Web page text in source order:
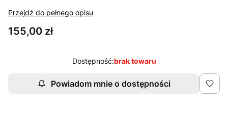
Przejdź do pełnego opisu
Cena
155,00 zł
Dostępność:brak towaru
Powiadom mnie o dostępności